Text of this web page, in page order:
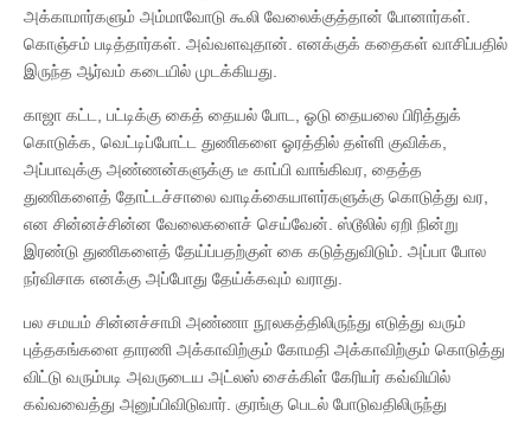
அக்காமார்களும் அம்மாவோடு கூலி வேலைக்குத்தான் போனார்கள்.
கொஞ்சம் படித்தார்கள். அவ்வளவுதான். எனக்குக் கதைகள் வாசிப்பதில்
இருந்த ஆர்வம் கடையில் முடக்கியது.
காஜா கட்ட, பட்டிக்கு கைத் தையல் போட, ஓடு தையலை பிரித்துக்
கொடுக்க, வெட்டிப்போட்ட துணிகளை ஓரத்தில் தள்ளி குவிக்க,
அப்பாவுக்கு அண்ணன்களுக்கு டீ காப்பி வாங்கிவர, தைத்த
துணிகளைத் தோட்டச்சாலை வாடிக்கையாளர்களுக்கு கொடுத்து வர,
என சின்னச்சின்ன வேலைகளைச் செய்வேன். ஸ்டூலில் ஏறி நின்று
இரண்டு துணிகளைத் தேய்ப்பதற்குள் கை கடுத்துவிடும். அப்பா போல
நர்விசாக எனக்கு அப்போது தேய்க்கவும் வராது.
பல சமயம் சின்னச்சாமி அண்ணா நூலகத்திலிருந்து எடுத்து வரும்
புத்தகங்களை தாரணி அக்காவிற்கும் கோமதி அக்காவிற்கும் கொடுத்து
விட்டு வரும்படி அவருடைய அட்லஸ் சைக்கிள் கேரியர் கவ்வியில்
கவ்வவைத்து அனுப்பிவிடுவார். குரங்கு பெடல் போடுவதிலிருந்து